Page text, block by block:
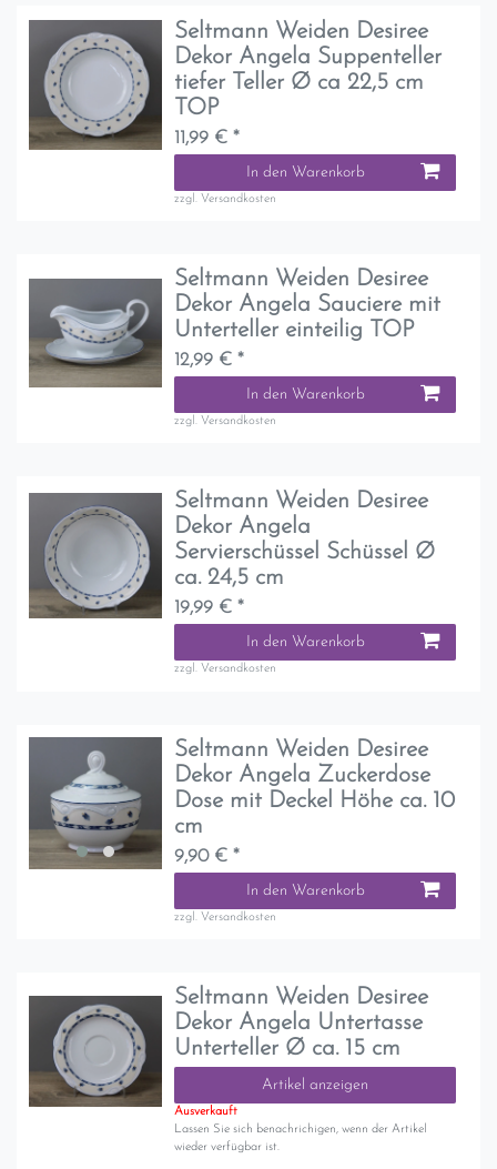
Seltmann Weiden Desiree
Dekor Angela Suppenteller
tiefer Teller Ø ca 22,5 cm
TOP
11,99 € *
In den Warenkorb
zzgl. Versandkosten
Seltmann Weiden Desiree
Dekor Angela Sauciere mit
Unterteller einteilig TOP
12,99 € *
In den Warenkorb
zzgl. Versandkosten
Seltmann Weiden Desiree
Dekor Angela
Servierschüssel Schüssel Ø
ca. 24,5 cm
19,99 € *
In den Warenkorb
zzgl. Versandkosten
Seltmann Weiden Desiree
Dekor Angela Zuckerdose
Dose mit Deckel Höhe ca. 10
cm
9,90 € *
In den Warenkorb
zzgl. Versandkosten
Seltmann Weiden Desiree
Dekor Angela Untertasse
Unterteller Ø ca. 15 cm
Artikel anzeigen
Ausverkauft
Lassen Sie sich benachrichigen, wenn der Artikel
wieder verfügbar ist.